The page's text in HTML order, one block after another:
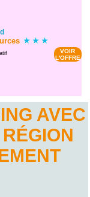
VOIR
L'OFFRE
AVEC